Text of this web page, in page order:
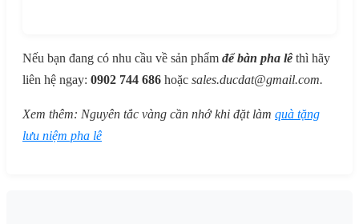
Nếu bạn đang có nhu cầu về sản phẩm để bàn pha lê thì hãy
liên hệ ngay: 0902 744 686 hoặc sales.ducdat@gmail.com.
Xem thêm: Nguyên tắc vàng cần nhớ khi đặt làm quà tặng
lưu niệm pha lê